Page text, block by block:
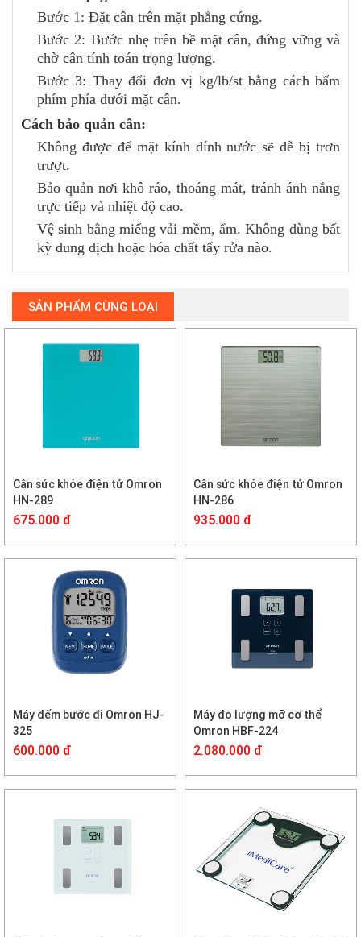
Bước 1: Đặt cân trên mặt phẳng cứng.
Bước 2: Bước nhẹ trên bề mặt cân, đứng vững và
chờ cân tính toán trọng lượng.
Bước 3: Thay đổi đơn vị kg/lb/st bằng cách bấm
phím phía dưới mặt cân.
Cách bảo quản cân:
Không được để mặt kính dính nước sẽ dễ bị trơn
trượt.
Bảo quản nơi khô ráo, thoáng mát, tránh ánh nắng
trực tiếp và nhiệt độ cao.
Vệ sinh bằng miếng vải mềm, ẩm. Không dùng bất
kỳ dung dịch hoặc hóa chất tẩy rửa nào.
SẢN PHẨM CÙNG LOẠI
Cân sức khỏe điện tử Omron
HN-289
675.000 đ
Cân sức khỏe điện tử Omron
HN-286
935.000 đ
Máy đếm bước đi Omron HJ-
325
600.000 đ
Máy đo lượng mỡ cơ thể
Omron HBF-224
2.080.000 đ